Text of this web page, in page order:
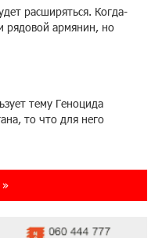
расширяться. Когда-
рядовой армянин, но
тему Геноцида
то что для него
»